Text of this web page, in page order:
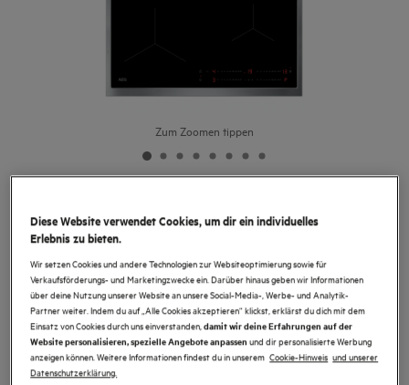
Zum Zoomen tippen
5000 Induktion Autarkes
Induktionskochfeld / Hob²Hood® /
60 cm
4.6 (396)
Produktdatenblatt
Vorteile
AEG 5000 Fast & Powerful Kochfelder: effiziente Leistung und Tempo in
Diese Website verwendet Cookies, um dir ein individuelles
Erlebnis zu bieten.
Wir setzen Cookies und andere Technologien zur Websiteoptimierung sowie für
Verkaufsförderungs- und Marketingzwecke ein. Darüber hinaus geben wir Informationen
über deine Nutzung unserer Website an unsere Social-Media-, Werbe- und Analytik-
Partner weiter. Indem du auf „Alle Cookies akzeptieren“ klickst, erklärst du dich mit dem
Einsatz von Cookies durch uns einverstanden,damit wir deine Erfahrungen auf der
Website personalisieren, spezielle Angebote anpassen und dir personalisierte Werbung
anzeigen können. Weitere Informationen findest du in unserem Cookie-Hinweis und unserer
Datenschutzerklärung.